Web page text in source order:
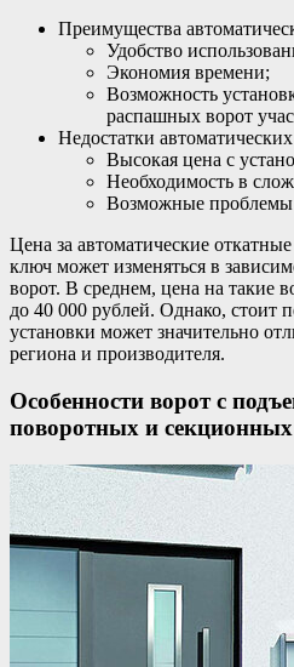
Преимущества
Удобство
Экономия времени;
Возможность
распашных ворот
Недостатки
Высокая цена с
Необходимость в
Возможные проблемы
Цена за автоматические
ключ может изменяться в
ворот. В среднем, цена на такие
до 40 000 рублей. Однако, стоит
установки может значительно
региона и производителя.
Особенности ворот с
поворотных и секционных